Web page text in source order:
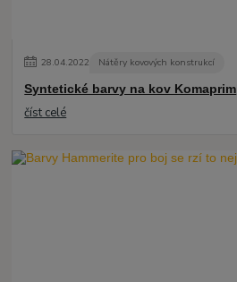
28.04.2022 Nátěry kovových konstrukcí
Syntetické barvy na kov Komaprim
číst celé